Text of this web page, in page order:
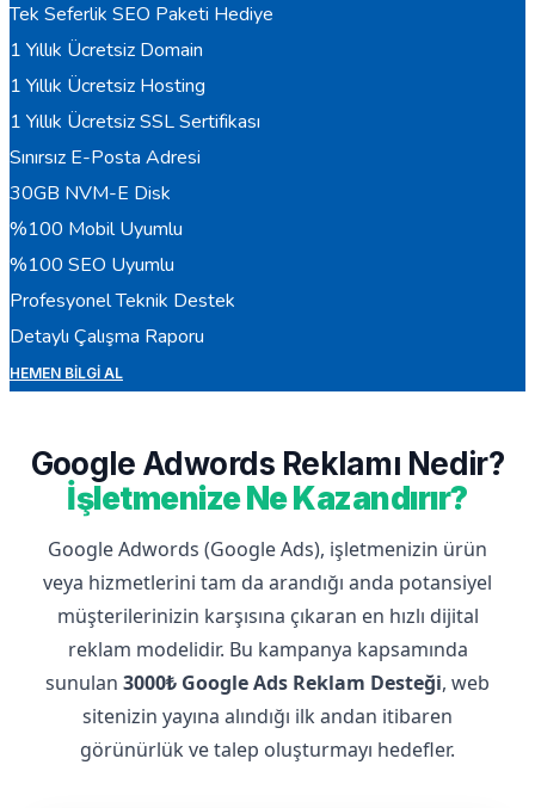
Tek Seferlik SEO Paketi Hediye
1 Yıllık Ücretsiz Domain
1 Yıllık Ücretsiz Hosting
1 Yıllık Ücretsiz SSL Sertifikası
Sınırsız E-Posta Adresi
30GB NVM-E Disk
%100 Mobil Uyumlu
%100 SEO Uyumlu
Profesyonel Teknik Destek
Detaylı Çalışma Raporu
HEMEN BILGI AL
Google Adwords Reklamı Nedir?
İşletmenize Ne Kazandırır?
Google Adwords (Google Ads), işletmenizin ürün
veya hizmetlerini tam da arandığı anda potansiyel
müşterilerinizin karşısına çıkaran en hızlı dijital
reklam modelidir. Bu kampanya kapsamında
sunulan 3000₺ Google Ads Reklam Desteği, web
sitenizin yayına alındığı ilk andan itibaren
görünürlük ve talep oluşturmayı hedefler.